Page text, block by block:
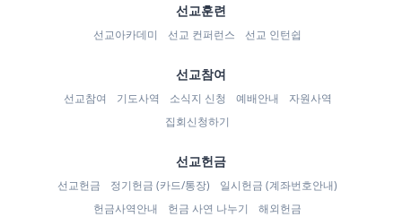
선교훈련
선교아카데미 선교 컨퍼런스 선교 인턴쉽
선교참여
선교참여 기도사역 소식지 신청 예배안내
자원사역
집회신청하기
선교헌금
선교헌금 정기헌금 (카드/통장)
일시헌금 (계좌번호안내)
헌금사역안내
헌금 사연 나누기
해외헌금